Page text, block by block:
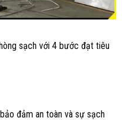
sạch với 4 bước đạt tiêu
đảm an toàn và sự sạch